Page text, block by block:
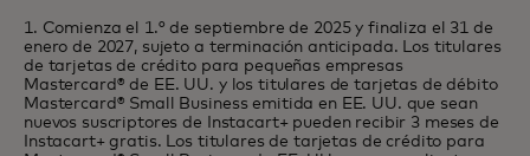
1. Comienza el 1.° de septiembre de 2025 y finaliza el 31 de
enero de 2027, sujeto a terminación anticipada. Los titulares
de tarjetas de crédito para pequeñas empresas
Mastercard® de EE. UU. y los titulares de tarjetas de débito
Mastercard® Small Business emitida en EE. UU. que sean
nuevos suscriptores de Instacart+ pueden recibir 3 meses de
Instacart+ gratis. Los titulares de tarjetas de crédito para